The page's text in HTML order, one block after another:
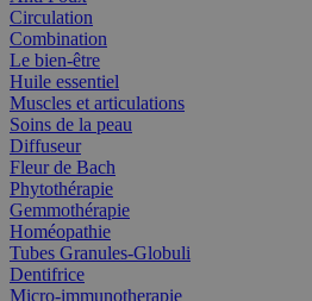
Circulation
Combination
Le bien-être
Huile essentiel
Muscles et articulations
Soins de la peau
Diffuseur
Fleur de Bach
Phytothérapie
Gemmothérapie
Homéopathie
Tubes Granules-Globuli
Dentifrice
Micro-immunotherapie